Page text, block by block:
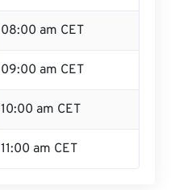
08:00 am CET
09:00 am CET
10:00 am CET
11:00 am CET